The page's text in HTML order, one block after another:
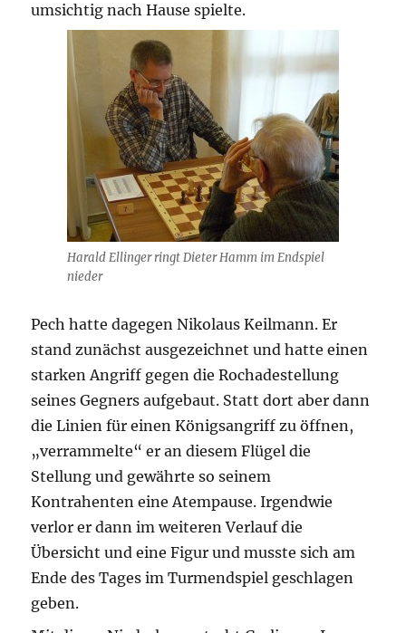
umsichtig nach Hause spielte.
Harald Ellinger ringt Dieter Hamm im Endspiel
nieder
Pech hatte dagegen Nikolaus Keilmann. Er
stand zunächst ausgezeichnet und hatte einen
starken Angriff gegen die Rochadestellung
seines Gegners aufgebaut. Statt dort aber dann
die Linien für einen Königsangriff zu öffnen,
„verrammelte“ er an diesem Flügel die
Stellung und gewährte so seinem
Kontrahenten eine Atempause. Irgendwie
verlor er dann im weiteren Verlauf die
Übersicht und eine Figur und musste sich am
Ende des Tages im Turmendspiel geschlagen
geben.